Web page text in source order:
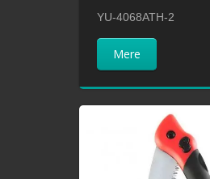
YU-4068ATH-2
Mere